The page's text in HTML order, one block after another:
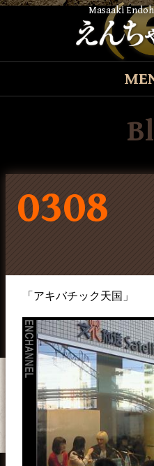
Masaaki
0308
「アキバチック天国」